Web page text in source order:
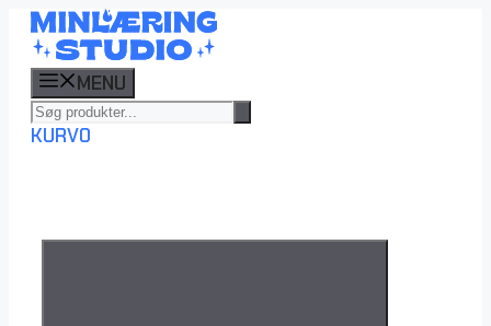
Hop
indhold MENU
KURV0